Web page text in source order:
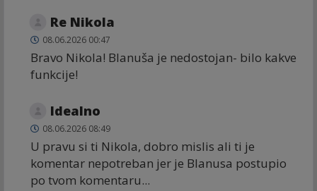
Re Nikola
08.06.2026 00:47
Bravo Nikola! Blanuša je nedostojan- bilo kakve
funkcije!
Idealno
08.06.2026 08:49
U pravu si ti Nikola, dobro mislis ali ti je
komentar nepotreban jer je Blanusa postupio
po tvom komentaru...